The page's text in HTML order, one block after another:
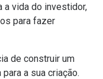
a vida do investidor,
para fazer
de construir um
a sua criação.